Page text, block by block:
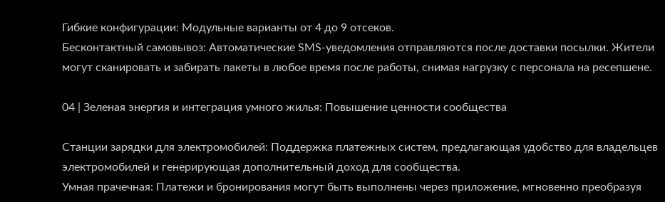
Гибкие конфигурации: Модульные варианты от 4 до 9 отсеков.
Бесконтактный самовывоз: Автоматические SMS-уведомления отправляются после доставки посылки. Жители
могут сканировать и забирать пакеты в любое время после работы, снимая нагрузку с персонала на ресепшене.
04 | Зеленая энергия и интеграция умного жилья: Повышение ценности сообщества
Станции зарядки для электромобилей: Поддержка платежных систем, предлагающая удобство для владельцев
электромобилей и генерирующая дополнительный доход для сообщества.
Умная прачечная: Платежи и бронирования могут быть выполнены через приложение, мгновенно преобразуя